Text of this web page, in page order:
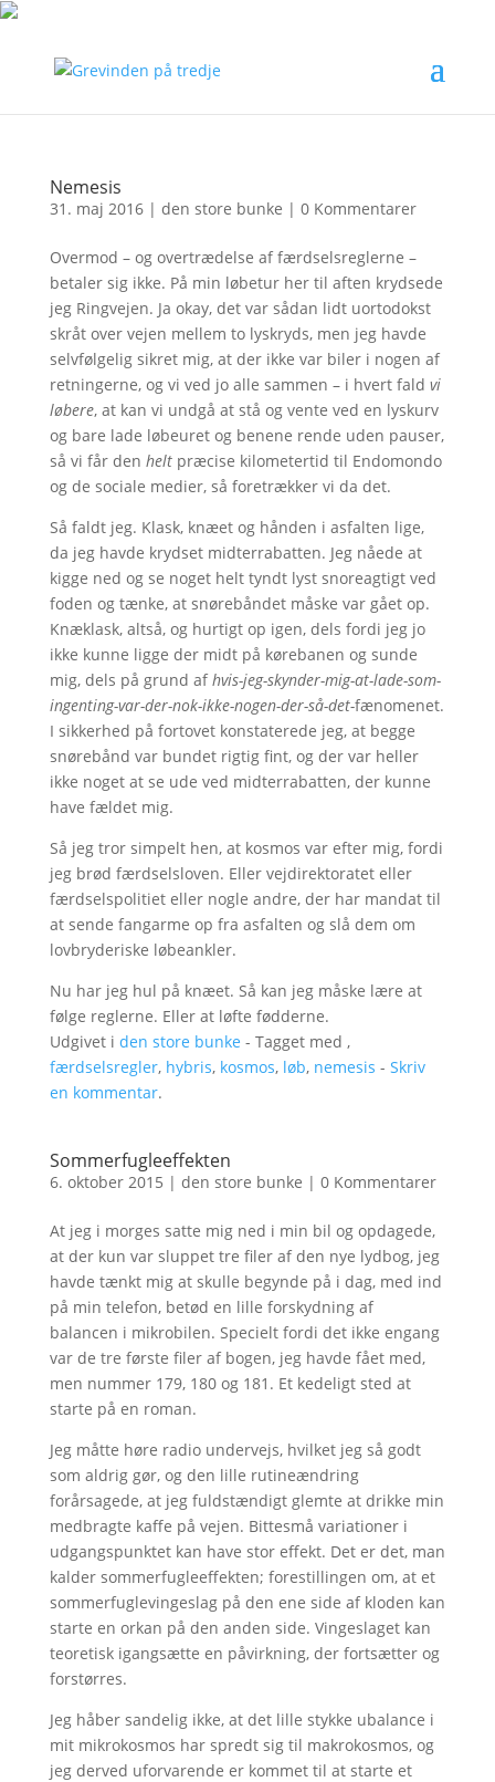
Nemesis
31. maj 2016| den store bunke | 0 Kommentarer
Overmod – og overtrædelse af færdselsreglerne –
betaler sig ikke. På min løbetur her til aften krydsede
jeg Ringvejen. Ja okay, det var sådan lidt uortodokst
skråt over vejen mellem to lyskryds, men jeg havde
selvfølgelig sikret mig, at der ikke var biler i nogen af
retningerne, og vi ved jo alle sammen – i hvert fald vi
løbere, at kan vi undgå at stå og vente ved en lyskurv
og bare lade løbeuret og benene rende uden pauser,
så vi får den heltpræcise kilometertid til Endomondo
og de sociale medier, så foretrækker vi da det.
Så faldt jeg. Klask, knæet og hånden i asfalten lige,
da jeg havde krydset midterrabatten. Jeg nåede at
kigge ned og se noget helt tyndt lyst snoreagtigt ved
foden og tænke, at snørebåndet måske var gået op.
Knæklask, altså, og hurtigt op igen, dels fordi jeg jo
ikke kunne ligge der midt på kørebanen og sunde
mig, dels på grund afhvis-jeg-skynder-mig-at-lade-som-
ingenting-var-der-nok-ikke-nogen-der-så-det-fænomenet.
I sikkerhed på fortovet konstaterede jeg, at begge
snørebånd var bundet rigtig fint, og der var heller
ikke noget at se ude ved midterrabatten, der kunne
have fældet mig.
Så jeg tror simpelt hen, at kosmos var efter mig, fordi
jeg brød færdselsloven. Eller vejdirektoratet eller
færdselspolitiet eller nogle andre, der har mandat til
at sende fangarme op fra asfalten og slå dem om
lovbryderiske løbeankler.
Nu har jeg hul på knæet. Så kan jeg måske lære at
følge reglerne. Eller at løfte fødderne.
Udgivet i den store bunke - Tagget med ,
færdselsregler, hybris, kosmos, løb, nemesis - Skriv
en kommentar.
Sommerfugleeffekten
6. oktober 2015 | den store bunke | 0 Kommentarer
At jeg i morges satte mig ned i min bil og opdagede,
at der kun var sluppet tre filer af den nye lydbog, jeg
havde tænkt mig at skulle begynde på i dag, med ind
på min telefon, betød en lille forskydning af
balancen i mikrobilen. Specielt fordi det ikke engang
var de tre første filer af bogen, jeg havde fået med,
men nummer 179, 180 og 181. Et kedeligt sted at
starte på en roman.
Jeg måtte høre radio undervejs, hvilket jeg så godt
som aldrig gør, og den lille rutineændring
forårsagede, at jeg fuldstændigt glemte at drikke min
medbragte kaffe på vejen. Bittesmå variationer i
udgangspunktet kan have stor effekt. Det er det, man
kalder sommerfugleeffekten; forestillingen om, at et
sommerfuglevingeslag på den ene side af kloden kan
starte en orkan på den anden side. Vingeslaget kan
teoretisk igangsætte en påvirkning, der fortsætter og
forstørres.
Jeg håber sandelig ikke, at det lille stykke ubalance i
mit mikrokosmos har spredt sig til makrokosmos, og
jeg derved uforvarende er kommet til at starte et